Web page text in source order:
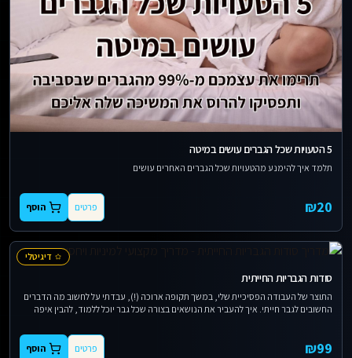
5 הטעויות שכל הגברים עושים במיטה
תלמד איך להימנע מהטעויות שכל הגברים האחרים עושים
₪20 פרטים הוסף
דיגיטלי
סודות הגבריות החייתית
התוצר של העבודה הפסיכיית שלי, במשך תקופה ארוכה (!), עבדתי על לחשוב מה הדברים
החשובים לגבר חייתי. איך להעביר את הנושאים בצורה שכל גבר יוכל ללמוד, להבין איפה
₪99 פרטים הוסף